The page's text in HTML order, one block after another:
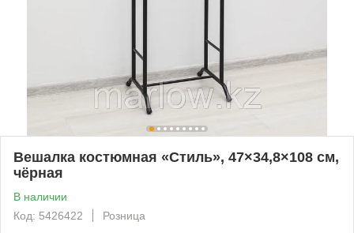
Вешалка костюмная «Стиль», 47×34,8×108 см,
чёрная
В наличии
Код: 5426422
Розница